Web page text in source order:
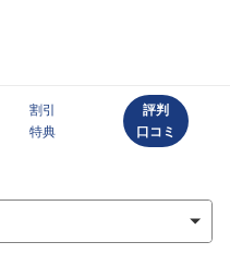
割引
特典
評判
口コミ